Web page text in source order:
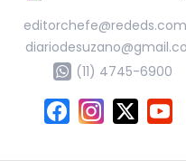
(11) 4745-6900